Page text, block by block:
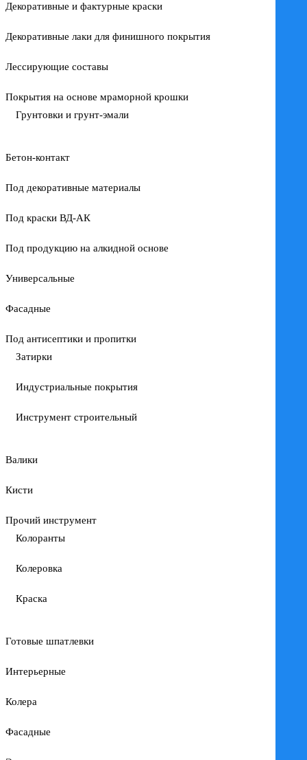
Декоративные и фактурные краски
Декоративные лаки для финишного покрытия
Лессирующие составы
Покрытия на основе мраморной крошки
Грунтовки и грунт-эмали
Бетон-контакт
Под декоративные материалы
Под краски ВД-АК
Под продукцию на алкидной основе
Универсальные
Фасадные
Под антисептики и пропитки
Затирки
Индустриальные покрытия
Инструмент строительный
Валики
Кисти
Прочий инструмент
Колоранты
Колеровка
Краска
Готовые шпатлевки
Интерьерные
Колера
Фасадные